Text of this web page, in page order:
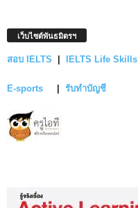
เว็บไซต์พันธมิตรฯ
สอบ IELTS IELTS Life Skills
E-sports รับทำบัญชี